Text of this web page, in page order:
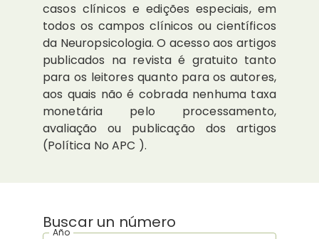
casos clínicos e edições especiais, em
todos os campos clínicos ou científicos
da Neuropsicologia. O acesso aos artigos
publicados na revista é gratuito tanto
para os leitores quanto para os autores,
aos quais não é cobrada nenhuma taxa
monetária pelo processamento,
avaliação ou publicação dos artigos
(Política No APC ).
Buscar un número
Año